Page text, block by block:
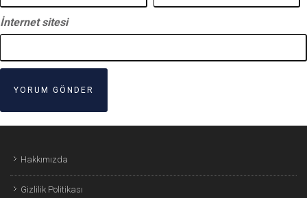
İnternet sitesi
Hakkımızda
Gizlilik Politikası